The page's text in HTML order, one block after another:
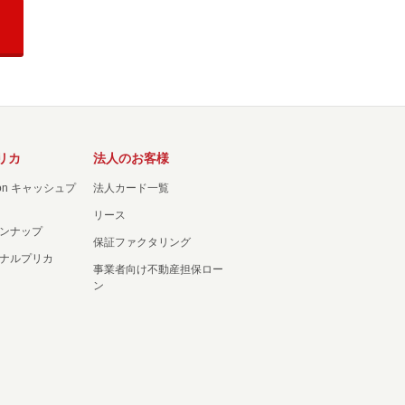
カ
キャッシュプ
ナップ
ルプリカ
法人のお客様
法人カード一覧
リース
保証ファクタリング
事業者向け不動産担保ロー
ン